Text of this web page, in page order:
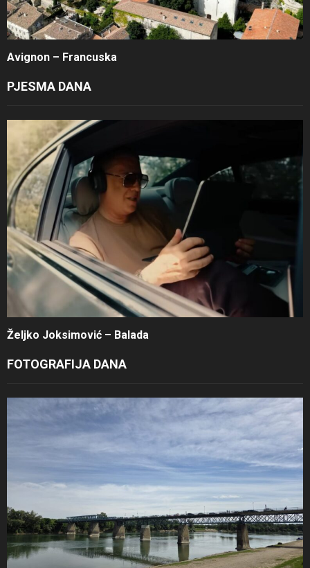
Avignon – Francuska
PJESMA DANA
Željko Joksimović – Balada
FOTOGRAFIJA DANA